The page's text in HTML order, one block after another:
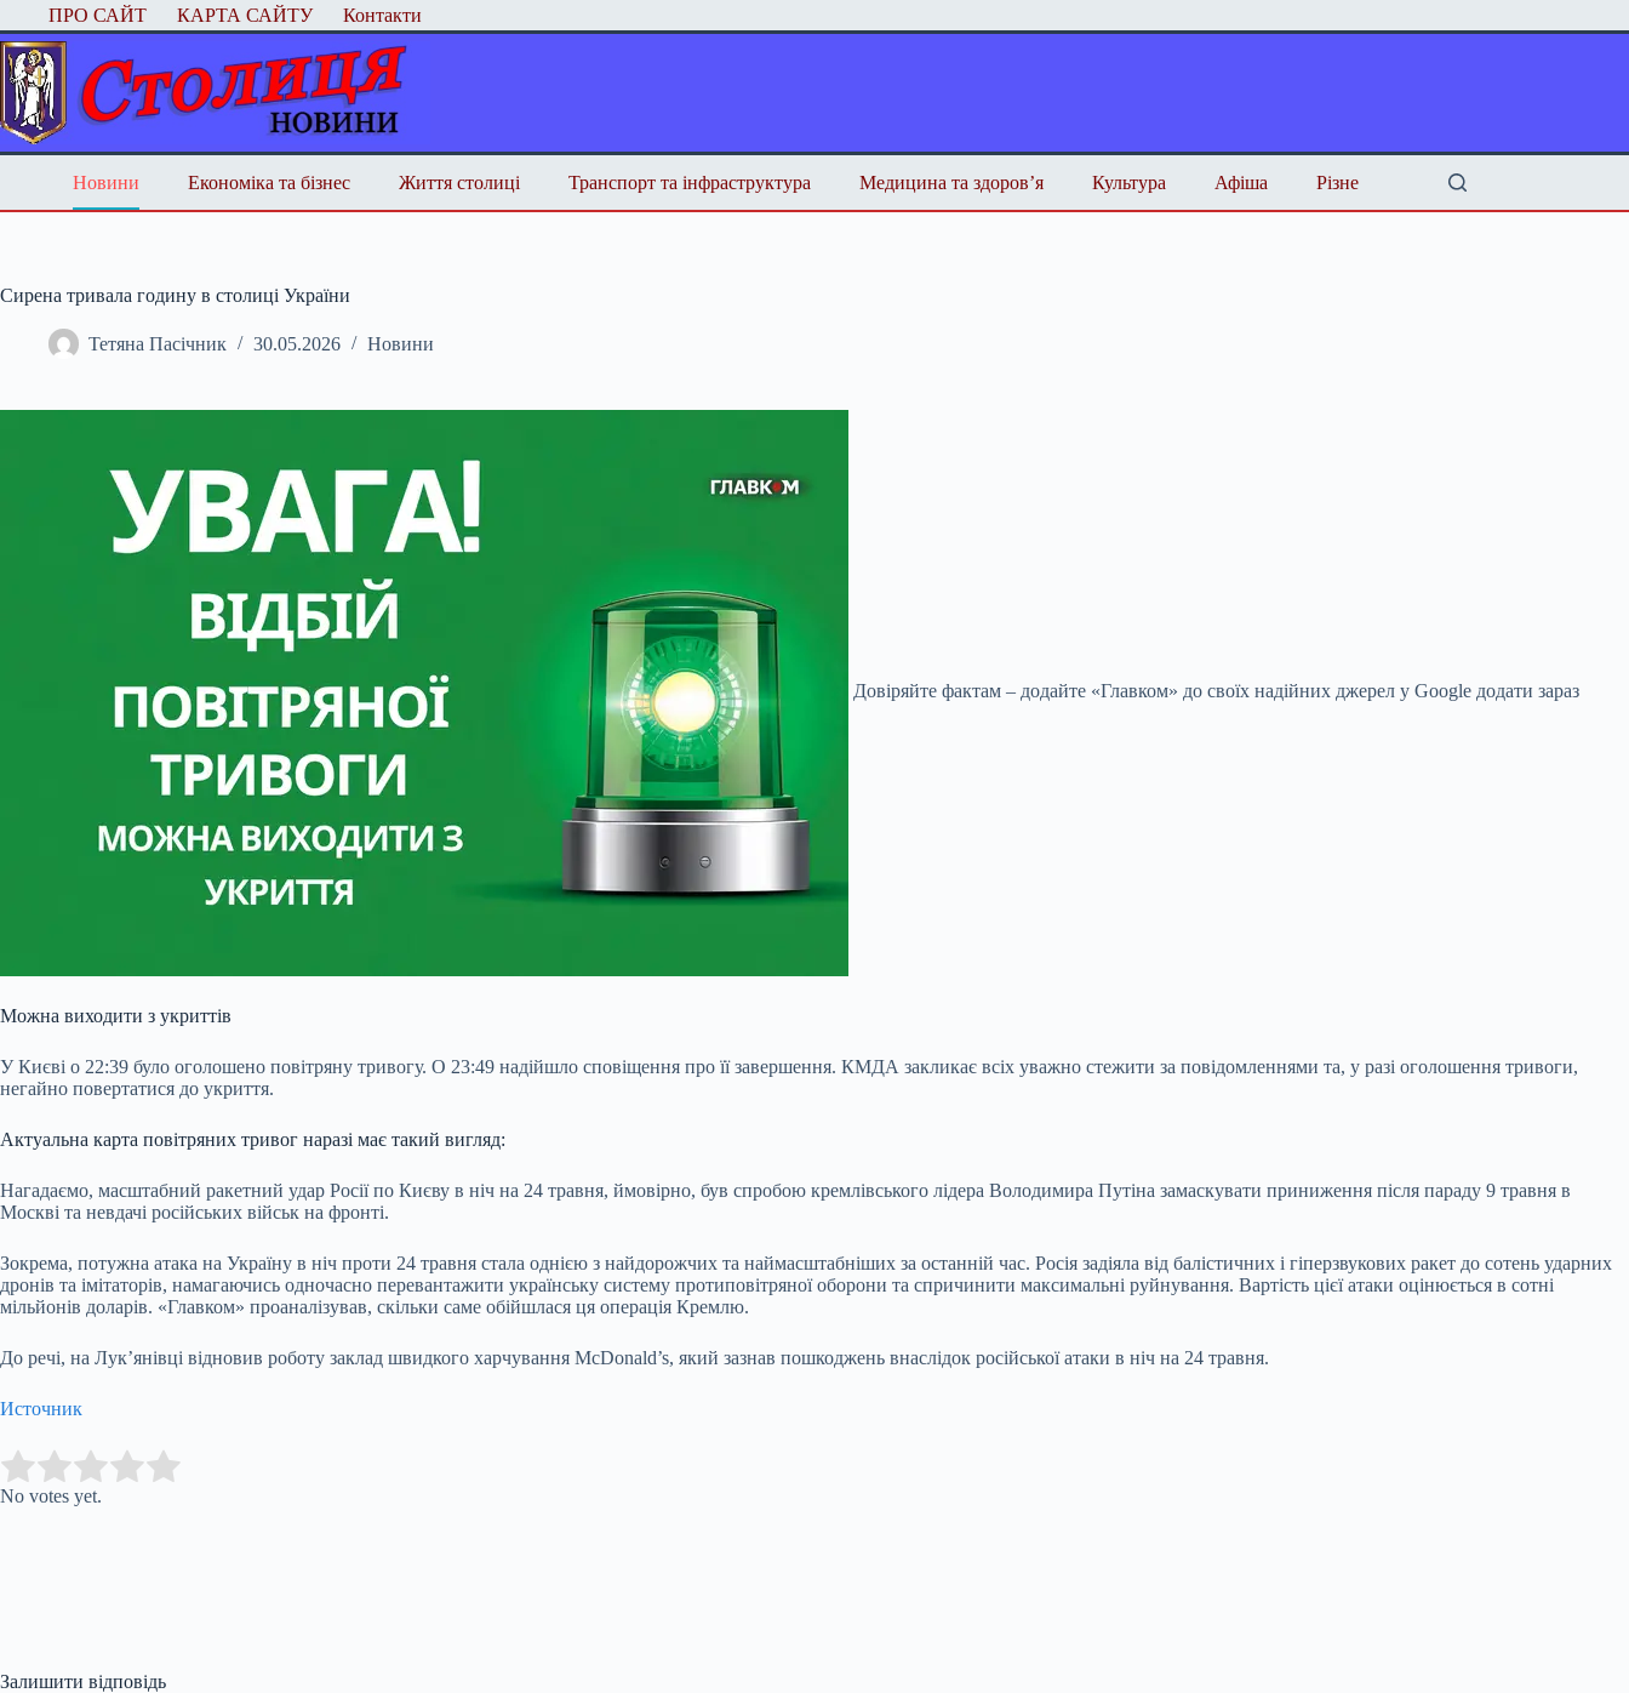
Перейти
до
вмісту
ПРО САЙТ КАРТА САЙТУ Контакти
Новини Економіка та бізнес Життя столиці Транспорт та інфраструктура Медицина та здоров’я Культура Афіша Різне
Сирена тривала годину в столиці України
Тетяна Пасічник 30.05.2026 Новини
Довіряйте фактам – додайте «Главком» до своїх надійних джерел у Google додати зараз
Можна виходити з укриттів
У Києві о 22:39 було оголошено повітряну тривогу. О 23:49 надійшло сповіщення про її завершення. КМДА закликає всіх уважно стежити за повідомленнями та, у разі оголошення тривоги,
негайно повертатися до укриття.
Актуальна карта повітряних тривог наразі має такий вигляд:
Нагадаємо, масштабний ракетний удар Росії по Києву в ніч на 24 травня, ймовірно, був спробою кремлівського лідера Володимира Путіна замаскувати приниження після параду 9 травня в
Москві та невдачі російських військ на фронті.
Зокрема, потужна атака на Україну в ніч проти 24 травня стала однією з найдорожчих та наймасштабніших за останній час. Росія задіяла від балістичних і гіперзвукових ракет до сотень ударних
дронів та імітаторів, намагаючись одночасно перевантажити українську систему протиповітряної оборони та спричинити максимальні руйнування. Вартість цієї атаки оцінюється в сотні
мільйонів доларів. «Главком» проаналізував, скільки саме обійшлася ця операція Кремлю.
До речі, на Лук’янівці відновив роботу заклад швидкого харчування McDonald’s, який зазнав пошкоджень внаслідок російської атаки в ніч на 24 травня.
Источник
Rate this item:
No votes yet.
Залишити відповідь